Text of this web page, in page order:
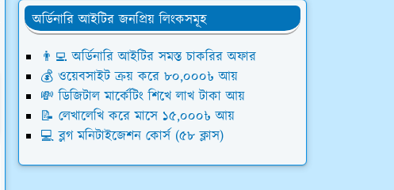
অর্ডিনারি আইটির জনপ্রিয় লিংকসমূহ
👨‍💻 অর্ডিনারি আইটির সমস্ত চাকরির অফার
💰 ওয়েবসাইট ক্রয় করে ৮০,০০০৳ আয়
💸 ডিজিটাল মার্কেটিং শিখে লাখ টাকা আয়
📝 লেখালেখি করে মাসে ১৫,০০০৳ আয়
💻 ব্লগ মনিটাইজেশন কোর্স (৫৮ ক্লাস)